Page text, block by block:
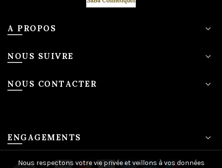
A PROPOS
NOUS SUIVRE
NOUS CONTACTER
ENGAGEMENTS
Nous respectons votre vie privée et veillons à vos données